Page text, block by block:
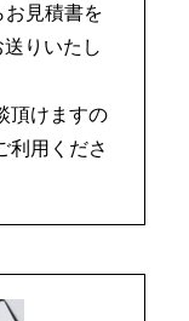
お見積書を
りいたし
頂けますの
利用くださ